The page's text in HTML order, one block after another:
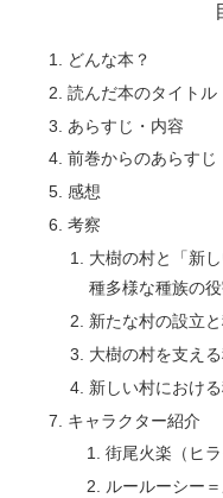
どんな本？
読んだ本のタイトル
あらすじ・内容
前巻からのあらすじ
感想
考察
大樹の村と「新
種多様な種族の役
新たな村の設立
大樹の村を支え
新しい村におけ
キャラクター紹介
街尾火楽（ヒラ
ルールーシー＝